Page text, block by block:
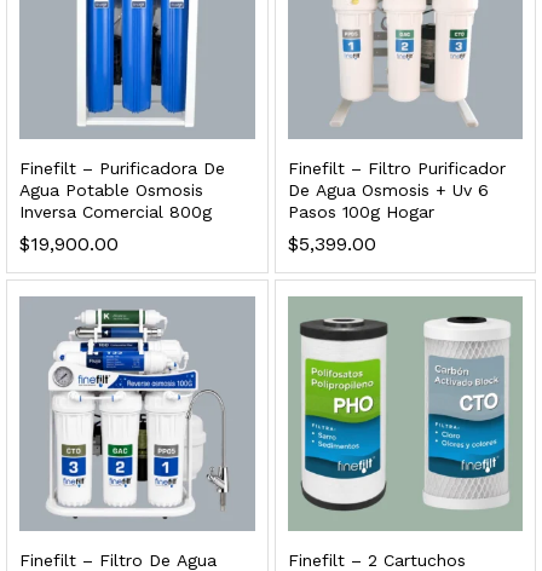
Finefilt – Purificadora De
Agua Potable Osmosis
Inversa Comercial 800g
$19,900.00
Finefilt – Filtro Purificador
De Agua Osmosis + Uv 6
Pasos 100g Hogar
$5,399.00
Finefilt – Filtro De Agua
Finefilt – 2 Cartuchos
al carrito
SS304 Natural Cepillado | Agua Purificada
699.00
al carrito
L/h, con filtración Welltek WT-WFS600-4S
Leer más